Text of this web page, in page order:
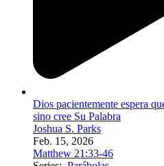
Dios pacientemente espera
sino cree Su Palabra
Joshua S. Parks
Feb. 15, 2026
Matthew 21:33-46